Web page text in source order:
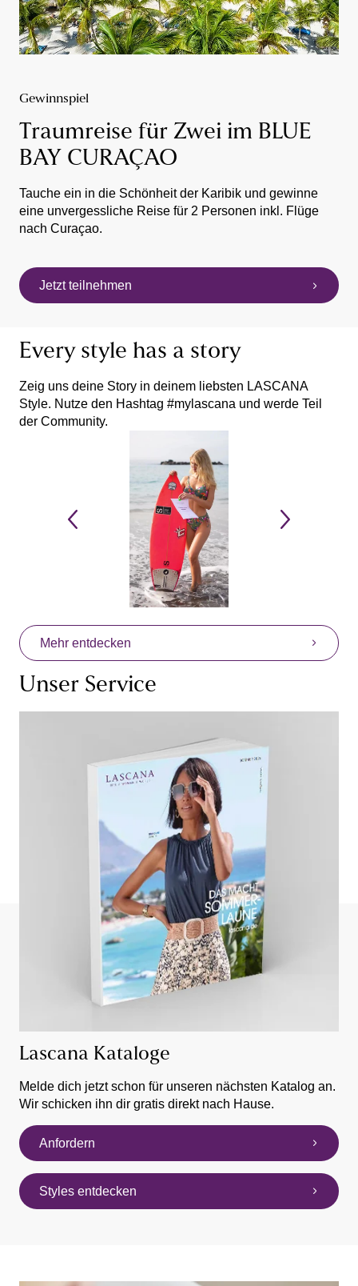
Gewinnspiel
Traumreise für Zwei im BLUE
BAY CURAÇAO
Tauche ein in die Schönheit der Karibik und gewinne
eine unvergessliche Reise für 2 Personen inkl. Flüge
nach Curaçao.
Jetzt teilnehmen
Every style has a story
Zeig uns deine Story in deinem liebsten LASCANA
Style. Nutze den Hashtag #mylascana und werde Teil
der Community.
Mehr entdecken
Unser Service
Lascana Kataloge
Melde dich jetzt schon für unseren nächsten Katalog an.
Wir schicken ihn dir gratis direkt nach Hause.
Anfordern
Styles entdecken